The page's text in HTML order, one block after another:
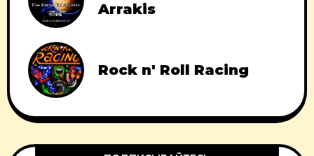
Arrakis
Rock n' Roll Racing